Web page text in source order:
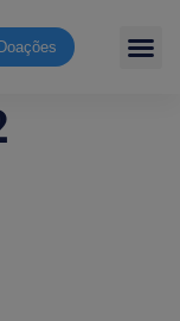
Doações